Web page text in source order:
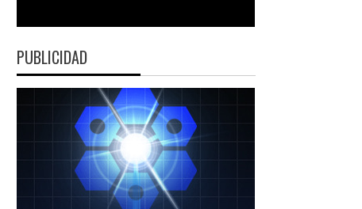
PUBLICIDAD